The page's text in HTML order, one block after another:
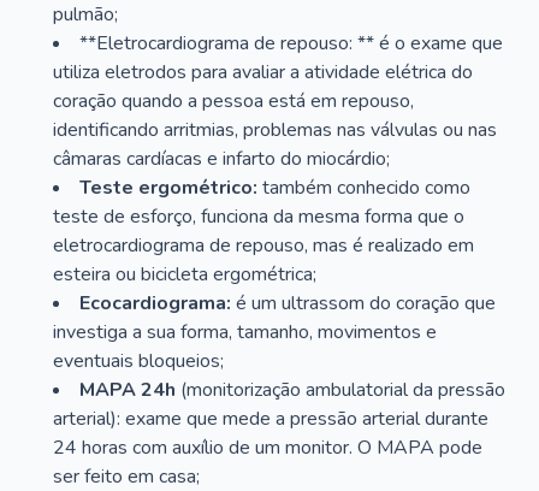
pulmão;
**Eletrocardiograma de repouso: ** é o exame que
utiliza eletrodos para avaliar a atividade elétrica do
coração quando a pessoa está em repouso,
identificando arritmias, problemas nas válvulas ou nas
câmaras cardíacas e infarto do miocárdio;
Teste ergométrico: também conhecido como
teste de esforço, funciona da mesma forma que o
eletrocardiograma de repouso, mas é realizado em
esteira ou bicicleta ergométrica;
Ecocardiograma: é um ultrassom do coração que
investiga a sua forma, tamanho, movimentos e
eventuais bloqueios;
MAPA 24h (monitorização ambulatorial da pressão
arterial): exame que mede a pressão arterial durante
24 horas com auxílio de um monitor. O MAPA pode
ser feito em casa;